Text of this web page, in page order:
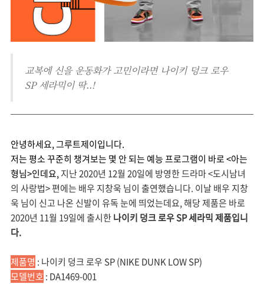
교복에 신을 운동화가 고민이라면 나이키 덩크 로우
SP 세라믹이 딱..!
안녕하세요, 그루트제이입니다.
저는 평소 꾸준히 챙겨보는 몇 안 되는 예능 프로그램이 바로 <아는
형님>인데요,지난 2020년 12월 20일에 방영한 드라마 <도시남녀
의 사랑법> 편에는 배우 지창욱 님이 출연했습니다. 이날 배우 지창
욱 님이 신고 나온 신발이 유독 눈에 띄었는데요, 해당 제품은 바로
2020년 11월 19일에 출시한나이키 덩크 로우 SP 세라믹 제품입니
다.
제품명 : 나이키 덩크 로우 SP (NIKE DUNK LOW SP)
모델번호 : DA1469-001